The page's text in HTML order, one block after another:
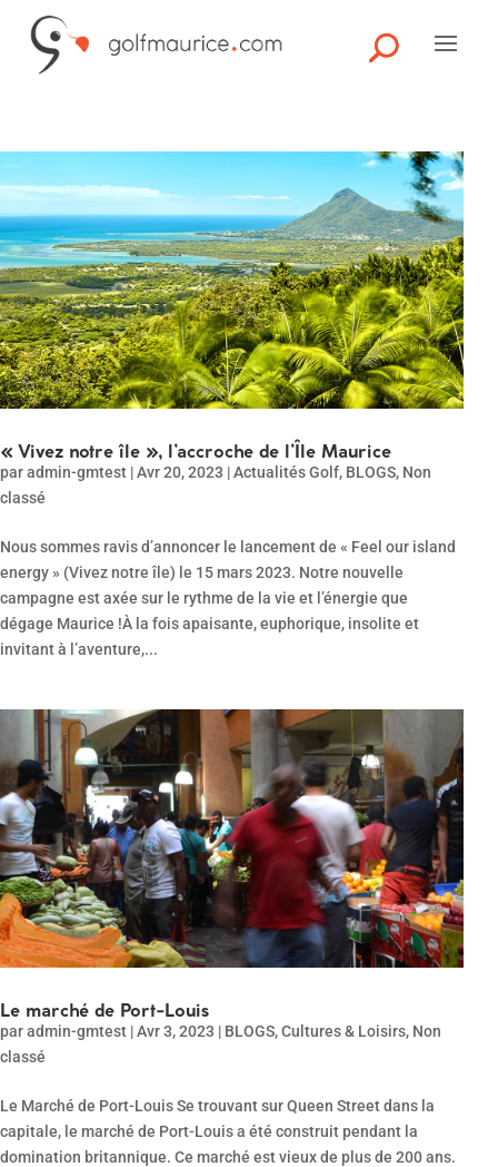
« Vivez notre île », l’accroche de l’Île Maurice
paradmin-gmtest |Avr 20, 2023 |Actualités Golf, BLOGS, Non
classé
Nous sommes ravis d’annoncer le lancement de « Feel our island
energy » (Vivez notre île) le 15 mars 2023. Notre nouvelle
campagne est axée sur le rythme de la vie et l’énergie que
dégage Maurice !À la fois apaisante, euphorique, insolite et
invitant à l’aventure,...
Le marché de Port-Louis
paradmin-gmtest |Avr 3, 2023 | BLOGS,Cultures & Loisirs, Non
classé
Le Marché de Port-Louis Se trouvant sur Queen Street dans la
capitale, le marché de Port-Louis a été construit pendant la
domination britannique. Ce marché est vieux de plus de 200 ans.